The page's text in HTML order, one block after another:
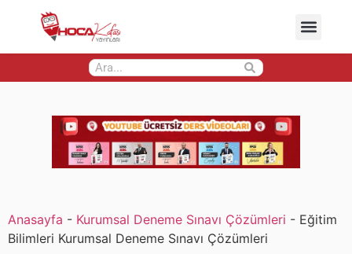
Anasayfa - Kurumsal Deneme Sınavı Çözümleri - Eğitim
Bilimleri Kurumsal Deneme Sınavı Çözümleri